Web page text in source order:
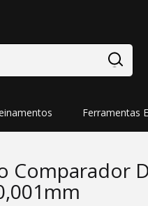
Ferramentas
Comparador